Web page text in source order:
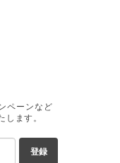
ペーンなど
します。
登録